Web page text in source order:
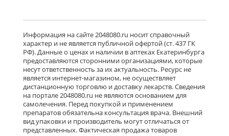
Детралекс (табл. п. плен. о. 1000 мг
№ 60) Лаборатории Сервье
Индастри Франция Сервье РУС ООО
Россия
есть в 674 аптеках
от 2 746,00 до 4 170,00
Флебавен (табл. п. плен. о. 500 мг №
32) КРКА-Рус ООО Россия
есть в 25 аптеках
от 865,00 до 1 566,00
Информация на сайте 2048080.ru носит справочный
характер и не является публичной офертой (ст. 437 ГК
РФ). Данные о ценах и наличии в аптеках Екатеринбурга
предоставляются сторонними организациями, которые
несут ответственность за их актуальность. Ресурс не
является интернет-магазином, не осуществляет
дистанционную торговлю и доставку лекарств. Сведения
на портале 2048080.ru не являются основанием для
самолечения. Перед покупкой и применением
препаратов обязательна консультация врача. Внешний
вид упаковки и производитель могут отличаться от
представленных. Фактическая продажа товаров